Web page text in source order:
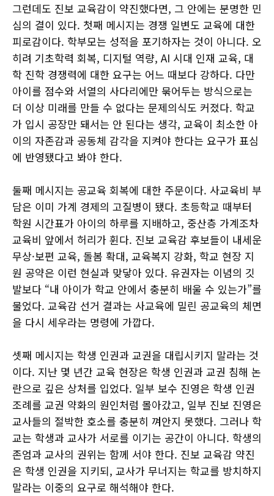
그런데도 진보 교육감이 약진했다면, 그 안에는 분명한 민
심의 결이 있다. 첫째 메시지는 경쟁 일변도 교육에 대한
피로감이다. 학부모는 성적을 포기하자는 것이 아니다. 오
히려 기초학력 회복, 디지털 역량, AI 시대 인재 교육, 대
학 진학 경쟁력에 대한 요구는 어느 때보다 강하다. 다만
아이를 점수와 서열의 사다리에만 묶어두는 방식으로는
더 이상 미래를 만들 수 없다는 문제의식도 커졌다. 학교
가 입시 공장만 돼서는 안 된다는 생각, 교육이 최소한 아
이의 자존감과 공동체 감각을 지켜야 한다는 요구가 표심
에 반영됐다고 봐야 한다.
둘째 메시지는 공교육 회복에 대한 주문이다. 사교육비 부
담은 이미 가계 경제의 고질병이 됐다. 초등학교 때부터
학원 시간표가 아이의 하루를 지배하고, 중산층 가계조차
교육비 앞에서 허리가 휜다. 진보 교육감 후보들이 내세운
무상·보편 교육, 돌봄 확대, 교육복지 강화, 학교 현장 지
원 공약은 이런 현실과 맞닿아 있다. 유권자는 이념의 깃
발보다 “내 아이가 학교 안에서 충분히 배울 수 있는가”를
물었다. 교육감 선거 결과는 사교육에 밀린 공교육의 체면
을 다시 세우라는 명령에 가깝다.
셋째 메시지는 학생 인권과 교권을 대립시키지 말라는 것
이다. 지난 몇 년간 교육 현장은 학생 인권과 교권 침해 논
란으로 깊은 상처를 입었다. 일부 보수 진영은 학생 인권
조례를 교권 약화의 원인처럼 몰아갔고, 일부 진보 진영은
교사들의 절박한 호소를 충분히 껴안지 못했다. 그러나 학
교는 학생과 교사가 서로를 이기는 공간이 아니다. 학생의
존엄과 교사의 권위는 함께 서야 한다. 진보 교육감 약진
은 학생 인권을 지키되, 교사가 무너지는 학교를 방치하지
말라는 이중의 요구로 해석해야 한다.